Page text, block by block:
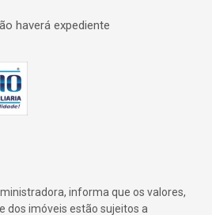
haverá expediente
informa que os valores,
dos imóveis estão sujeitos a